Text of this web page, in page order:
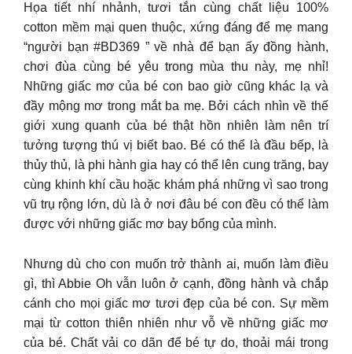
Họa tiết nhí nhảnh, tươi tắn cùng chất liệu 100%
cotton mềm mại quen thuộc, xứng đáng để mẹ mang
“người bạn #BD369 ” về nhà để bạn ấy đồng hành,
chơi đùa cùng bé yêu trong mùa thu này, mẹ nhỉ!
Những giấc mơ của bé con bao giờ cũng khác lạ và
đầy mộng mơ trong mắt ba mẹ. Bởi cách nhìn về thế
giới xung quanh của bé thật hồn nhiên làm nên trí
tưởng tượng thú vị biết bao. Bé có thể là đầu bếp, là
thủy thủ, là phi hành gia hay có thể lên cung trăng, bay
cùng khinh khí cầu hoặc khám phá những vì sao trong
vũ trụ rộng lớn, dù là ở nơi đâu bé con đều có thể làm
được với những giấc mơ bay bổng của mình.
Nhưng dù cho con muốn trở thành ai, muốn làm điều
gì, thì Abbie Oh vẫn luôn ở cạnh, đồng hành và chắp
cánh cho mọi giấc mơ tươi đẹp của bé con. Sự mềm
mại từ cotton thiên nhiên như vỗ về những giấc mơ
của bé. Chất vải co dãn để bé tự do, thoải mái trong